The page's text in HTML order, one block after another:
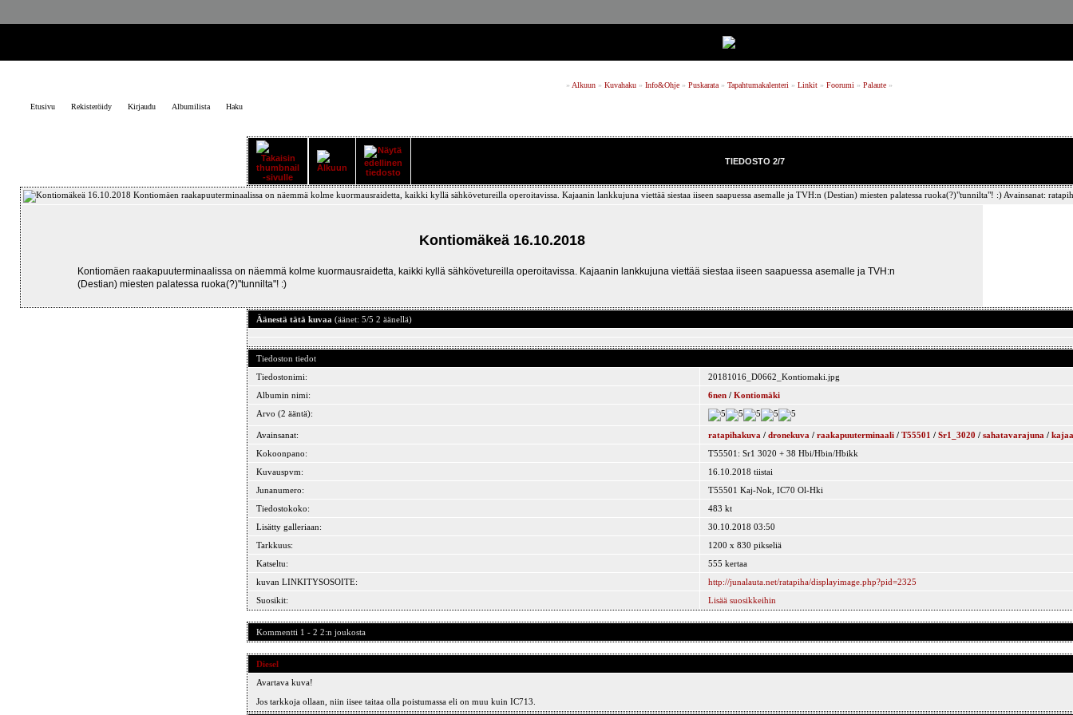
» Alkuun» Kuvahaku» Info&Ohje» Puskarata» Tapahtumakalenteri » Linkit» Foorumi » Palaute»
Etusivu Rekisteröidy Kirjaudu Albumilista Haku
TIEDOSTO 2/7
Kontiomäkeä 16.10.2018
Kontiomäen raakapuuterminaalissa on näemmä kolme kuormausraidetta, kaikki kyllä sähkövetureilla operoitavissa. Kajaanin lankkujuna viettää siestaa iiseen saapuessa asemalle ja TVH:n
(Destian) miesten palatessa ruoka(?)"tunnilta"! :)
Äänestä tätä kuvaa (äänet: 5/5 2 äänellä)
Tiedoston tiedot
Tiedostonimi:
20181016_D0662_Kontiomaki.jpg
Albumin nimi:
6nen / Kontiomäki
Arvo (2 ääntä):
Avainsanat: ratapihakuva / dronekuva / raakapuuterminaali / T55501 / Sr1_3020 / sahatavarajuna /
Kokoonpano:
T55501: Sr1 3020 + 38 Hbi/Hbin/Hbikk
Kuvauspvm:
16.10.2018 tiistai
Junanumero:
T55501 Kaj-Nok, IC70 Ol-Hki
Tiedostokoko:
483 kt
Lisätty galleriaan:
30.10.2018 03:50
Tarkkuus:
1200 x 830 pikseliä
Katseltu:
555 kertaa
kuvan LINKITYSOSOITE:
http://junalauta.net/ratapiha/displayimage.php?pid=2325
Suosikit:
Lisää suosikkeihin
Kommentti 1 - 2 2:n joukosta
Diesel
Avartava kuva!
Jos tarkkoja ollaan, niin iisee taitaa olla poistumassa eli on muu kuin IC713.